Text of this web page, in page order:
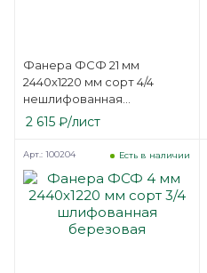
Фанера ФСФ 21 мм
2440х1220 мм сорт 4/4
нешлифованная
березовая
2 615 ₽/лист
Есть в наличии
Арт.: 100204